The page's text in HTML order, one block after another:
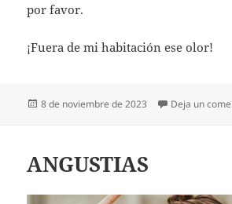
por favor.
¡Fuera de mi habitación ese olor!
Publicado
8 de noviembre de 2023 Deja un
ANGUSTIAS